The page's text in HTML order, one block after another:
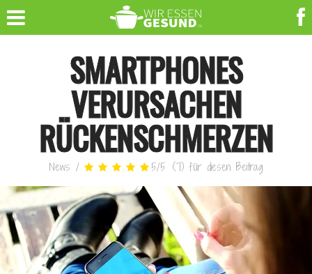
SMARTPHONES
VERURSACHEN
RÜCKENSCHMERZEN
News / 5/5 (7) für diesen Beitrag